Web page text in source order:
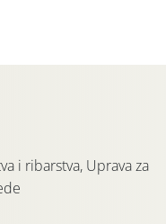
i ribarstva, Uprava za